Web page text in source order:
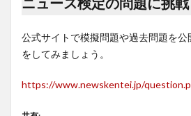
公式サイトで模擬問題や過去問題を公
をしてみましょう。
https://www.newskentei.jp/